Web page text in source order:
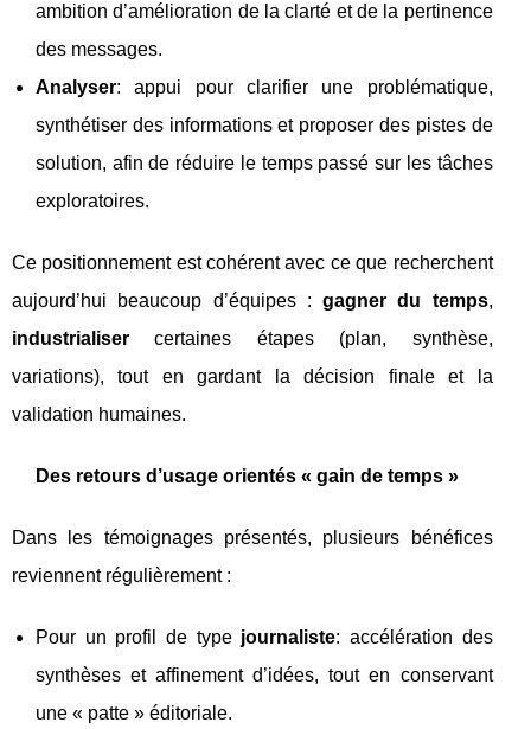
ambition d’amélioration de la clarté et de la pertinence
des messages.
Analyser: appui pour clarifier une problématique,
synthétiser des informations et proposer des pistes de
solution, afin de réduire le temps passé sur les tâches
exploratoires.
Ce positionnement est cohérent avec ce que recherchent
aujourd’hui beaucoup d’équipes :gagner du temps,
industrialiser certaines étapes (plan, synthèse,
variations), tout en gardant la décision finale et la
validation humaines.
Des retours d’usage orientés « gain de temps »
Dans les témoignages présentés, plusieurs bénéfices
reviennent régulièrement :
Pour un profil de type journaliste: accélération des
synthèses et affinement d’idées, tout en conservant
une « patte » éditoriale.